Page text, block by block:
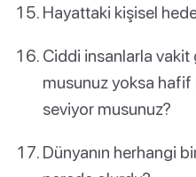
Hayattaki kişisel
Ciddi insanlarla vakit
musunuz yoksa hafif
seviyor musunuz?
Dünyanın herhangi